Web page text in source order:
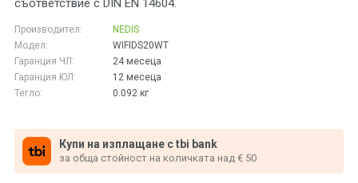
съответствие с DIN EN 14604.
Производител:
NEDIS
Модел:
WIFIDS20WT
Гаранция ЧЛ:
24 месеца
Гаранция ЮЛ:
12 месеца
Тегло:
0.092 кг
Купи на изплащане с tbi bank
за обща стойност на количката над € 50